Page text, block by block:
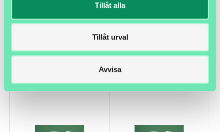
Tillåt alla
Tillåt urval
Avvisa
2000T 3" 4 rullar
Ej prissatt
Temp 3" 8 rullar
Ej prissatt